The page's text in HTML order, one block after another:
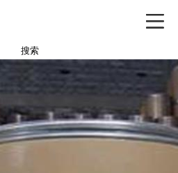
搜索